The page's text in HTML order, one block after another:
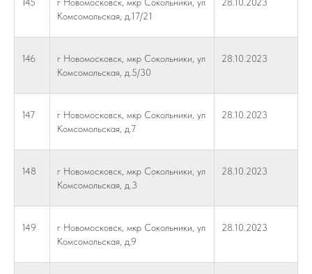
Комсомольская, д.17/21
146
г Новомосковск, мкр Сокольники, ул
Комсомольская, д.5/30
28.10.2023
147
г Новомосковск, мкр Сокольники, ул
Комсомольская, д.7
28.10.2023
148
г Новомосковск, мкр Сокольники, ул
Комсомольская, д.3
28.10.2023
149
г Новомосковск, мкр Сокольники, ул
Комсомольская, д.9
28.10.2023